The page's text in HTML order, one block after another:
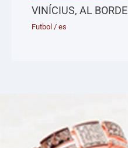
VINÍCIUS, AL BORDE
Futbol /es